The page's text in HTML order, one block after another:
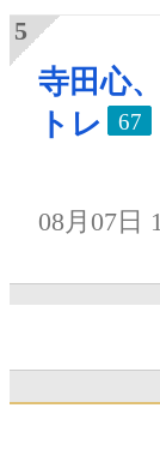
寺田心
トレ
67
08月07日